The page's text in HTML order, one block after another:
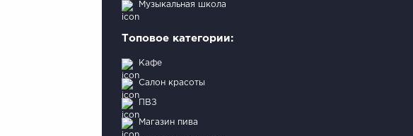
Музыкальная школа
Топовое категории:
Кафе
Салон красоты
ПВЗ
Магазин пива